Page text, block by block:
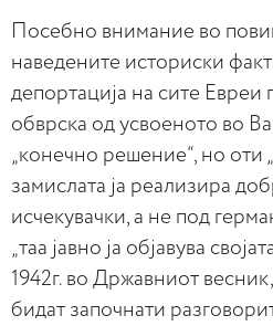
Посебно внимание во
наведените историски
депортација на сите Евреи
обврска од усвоеното во
„конечно решение“, но оти
замислата ја реализира
исчекувачки, а не под
„таа јавно ја објавува
1942г. во Државниот
бидат започнати